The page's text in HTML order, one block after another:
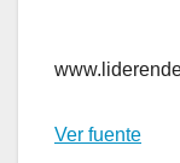
Ver fuente